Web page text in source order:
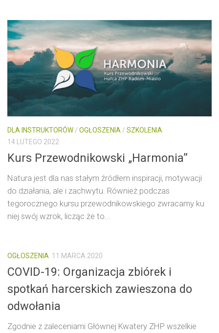
DLA INSTRUKTORÓW / OGŁOSZENIA / SZKOLENIA
14 LUTEGO 2022
Kurs Przewodnikowski „Harmonia”
Natura jest dla nas stałym źródłem inspiracji, motywacji
do działania, ale i zachwytu. Również podczas
tegorocznego kursu przewodnikowskiego zwracamy ku
niej swój wzrok, licząc że to...
OGŁOSZENIA 11 MARCA 2020
COVID-19: Organizacja zbiórek i
spotkań harcerskich zawieszona do
odwołania
Zgodnie z zaleceniami Głównej Kwatery ZHP wszelkie